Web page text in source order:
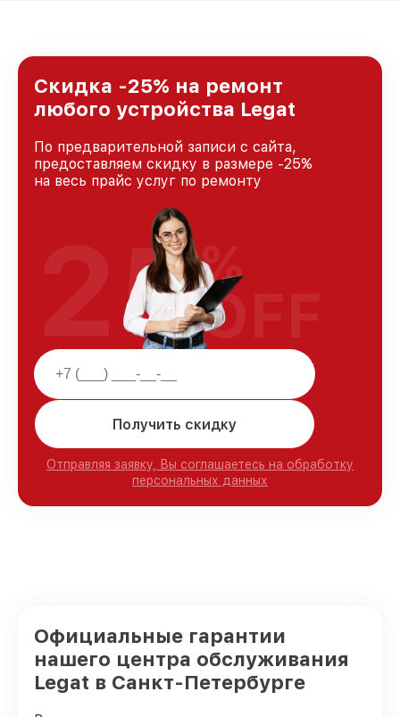
Скидка -25% на ремонт
любого устройства Legat
По предварительной записи с сайта,
предоставляем скидку в размере -25%
на весь прайс услуг по ремонту
Получить скидку
Отправляя заявку, Вы соглашаетесь на обработку
персональных данных
25%
OFF
Официальные гарантии
нашего центра обслуживания
Legat в Санкт-Петербурге